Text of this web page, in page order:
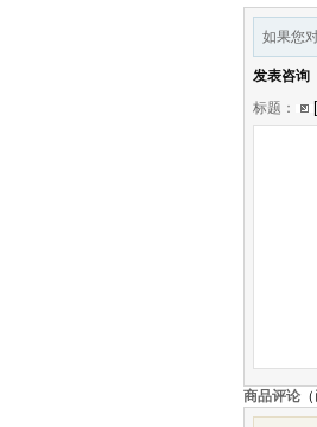
如果您
发表咨询
标题：
商品评论